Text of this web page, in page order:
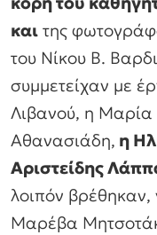
και της
του Νίκου Β.
συμμετείχαν με
Λιβανού, η
Αθανασιάδη, η
Αριστείδης
λοιπόν βρέθηκαν,
Μαρέβα